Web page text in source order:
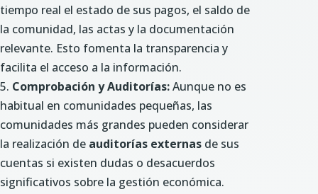
tiempo real el estado de sus pagos, el saldo de
la comunidad, las actas y la documentación
relevante. Esto fomenta la transparencia y
facilita el acceso a la información.
Comprobación y Auditorías:Aunque no es
habitual en comunidades pequeñas, las
comunidades más grandes pueden considerar
la realización de auditorías externas de sus
cuentas si existen dudas o desacuerdos
significativos sobre la gestión económica.